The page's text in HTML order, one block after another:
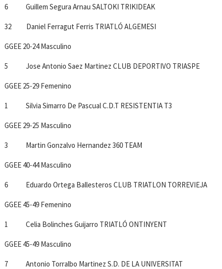
6 Guillem Segura Arnau SALTOKI TRIKIDEAK
32 Daniel Ferragut Ferris TRIATLÓ ALGEMESI
GGEE 20-24 Masculino
5 Jose Antonio Saez Martinez CLUB DEPORTIVO TRIASPE
GGEE 25-29 Femenino
1 Silvia Simarro De Pascual C.D.T RESISTENTIA T3
GGEE 29-25 Masculino
3 Martin Gonzalvo Hernandez 360 TEAM
GGEE 40-44 Masculino
6 Eduardo Ortega Ballesteros CLUB TRIATLON TORREVIEJA
GGEE 45-49 Femenino
1 Celia Bolinches Guijarro TRIATLÓ ONTINYENT
GGEE 45-49 Masculino
7 Antonio Torralbo Martinez S.D. DE LA UNIVERSITAT